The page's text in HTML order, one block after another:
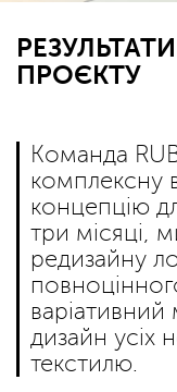
РЕЗУЛЬТАТИ
ПРОЄКТУ
Команда
комплексну
концепцію
три місяці,
редизайну
дизайн усіх
текстилю.